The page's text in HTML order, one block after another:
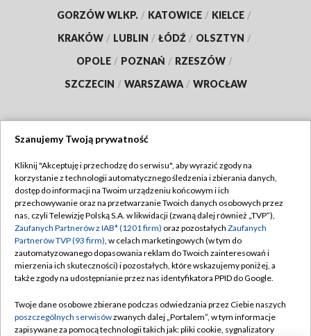
GORZÓW WLKP. / KATOWICE / KIELCE /
KRAKÓW / LUBLIN / ŁÓDŹ / OLSZTYN /
OPOLE / POZNAŃ / RZESZÓW /
SZCZECIN / WARSZAWA / WROCŁAW
TVP
Abonament TVP
Emisja w TVP
Centrum informacji TVP
Naziemna Telewizja Cyfrowa
Rada Programowa
Regulamin TVP
Polityka prywatności
Moje zgody
Pomoc
Kontakt
Szanujemy Twoją prywatność
Kliknij "Akceptuję i przechodzę do serwisu", aby wyrazić zgody na
korzystanie z technologii automatycznego śledzenia i zbierania danych,
dostęp do informacji na Twoim urządzeniu końcowym i ich
przechowywanie oraz na przetwarzanie Twoich danych osobowych przez
nas, czyli Telewizję Polską S.A. w likwidacji (zwaną dalej również „TVP”),
Zaufanych Partnerów z IAB* (1201 firm) oraz pozostałych Zaufanych
Partnerów TVP (93 firm), w celach marketingowych (w tym do
zautomatyzowanego dopasowania reklam do Twoich zainteresowań i
mierzenia ich skuteczności) i pozostałych, które wskazujemy poniżej, a
także zgody na udostępnianie przez nas identyfikatora PPID do Google.
Twoje dane osobowe zbierane podczas odwiedzania przez Ciebie naszych
poszczególnych serwisówzwanych dalej „Portalem”, w tym informacje
zapisywane za pomocą technologii takich jak: pliki cookie, sygnalizatory